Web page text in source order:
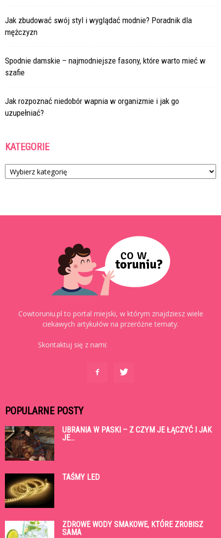
Jak zbudować swój styl i wyglądać modnie? Poradnik dla
mężczyzn
Spodnie damskie – najmodniejsze fasony, które warto mieć w
szafie
Jak rozpoznać niedobór wapnia w organizmie i jak go
uzupełniać?
KATEGORIE
Kategorie
Cowtoruniu.pl to portal miejski, w którym znajdziesz wiele
ciekawych artykułów na przeróżne tematy.
Skontaktuj się z nami:
POPULARNE POSTY
UBRANIA W PASKI – Z CZYM JE ŁĄCZYĆ I JAK
JE...
TAŚMY LED
ZDROWE WODY SMAKOWE, KTÓRE ZROBISZ
SAMA